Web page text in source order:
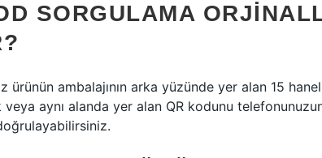
SORGULAMA
ürünün ambalajının arka yüzünde yer alan 15
aynı alanda yer alan QR kodunu